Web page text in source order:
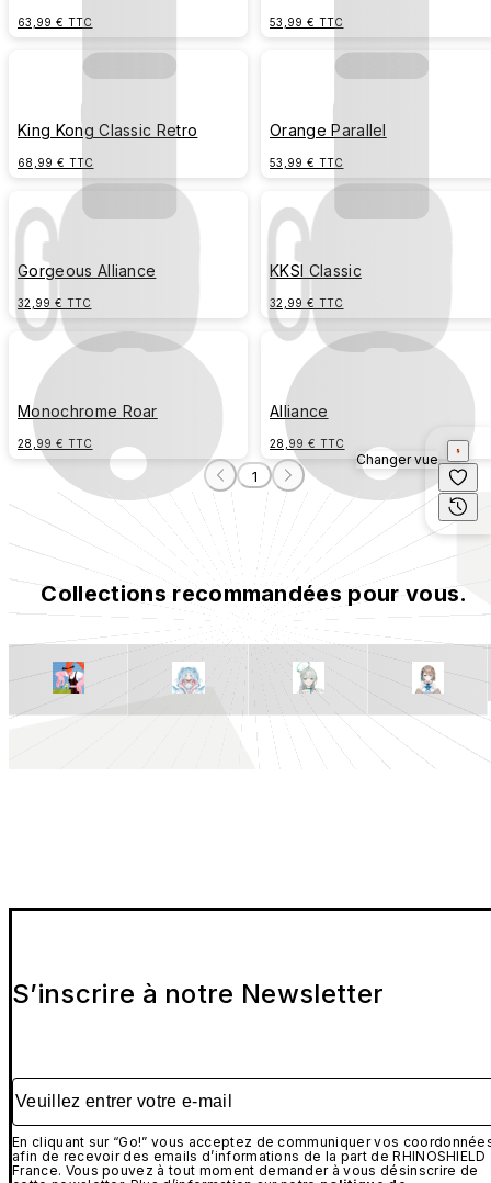
63,99 € TTC 53,99 € TTC
King Kong Classic Retro
68,99 € TTC
Orange Parallel
53,99 € TTC
Gorgeous Alliance
32,99 € TTC
KKSI Classic
32,99 € TTC
Monochrome Roar
28,99 € TTC
Alliance
28,99 € TTC
1
Collections recommandées pour vous.
Changer vue
S’inscrire à notre Newsletter
Veuillez entrer votre e-mail
En cliquant sur “Go!” vous acceptez de communiquer vos
afin de recevoir des emails d’informations de la part de RHINOSHIELD
France. Vous pouvez à tout moment demander à vous désinscrire de